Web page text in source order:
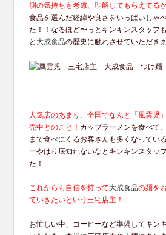
側の気持ちも考慮、理解してもらえてる
食品を選んだ経緯や良さをいっぱいしゃ
た！！なるほど〜っとキンキンスタッフ
と 大成食品の歴史に触れさせていただき
人気店のあまり、全国でなんと「風雲児
売中とのこと！ カップラーメンを食べて
まで食べにくるお客さんも多くなってい
ーやはり底知れないなとキンキンスタッ
た！
これからも自信を持って大成食品の麺を
ていきたいという三宅店主！
お忙しい中、コーヒーなど準備してキン